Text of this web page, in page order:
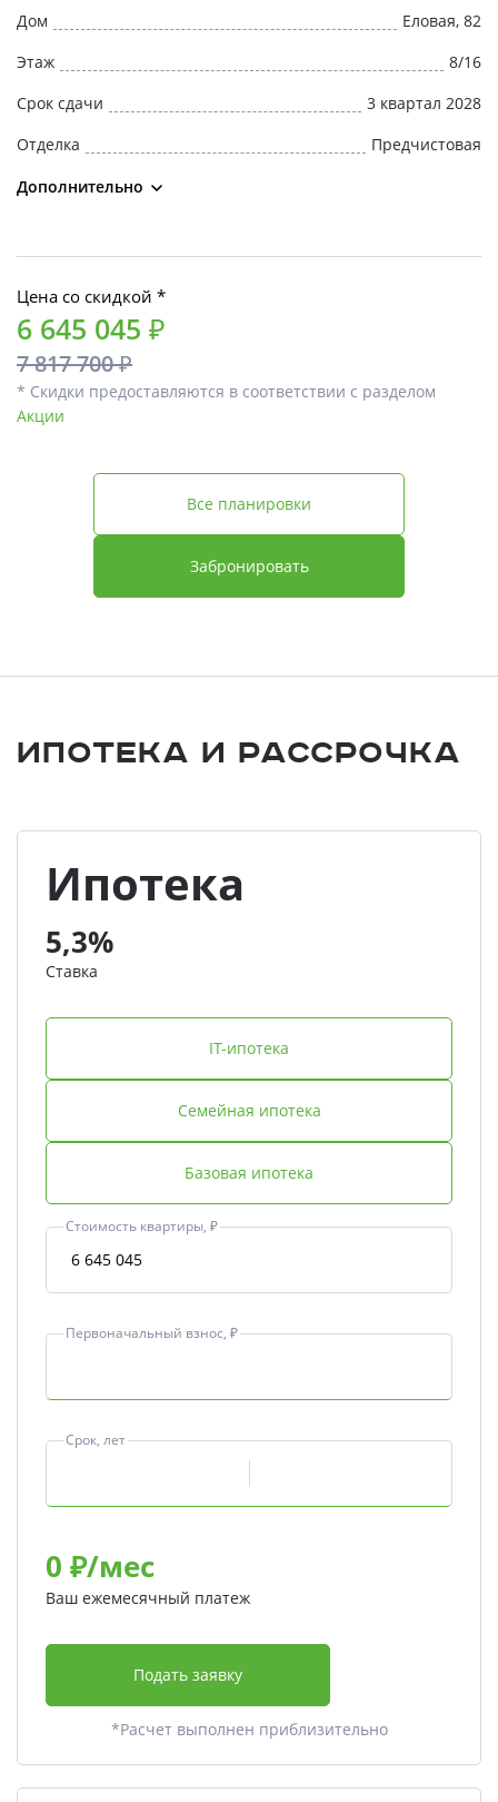
Дом
Еловая, 82
Этаж
8/16
Срок сдачи
3 квартал 2028
Отделка
Предчистовая
Дополнительно
Цена со скидкой *
6 645 045 ₽
7 817 700 ₽
* Скидки предоставляются в соответствии с разделом
Акции
Забронировать
Все планировки
Ипотека и Рассрочка
Ипотека
5,3%
Ставка
IT-ипотека
Семейная ипотека
Базовая ипотека
Стоимость квартиры, ₽
Первоначальный взнос, ₽
Срок, лет
0 ₽/мес
Ваш ежемесячный платеж
Подать заявку
*Расчет выполнен приблизительно